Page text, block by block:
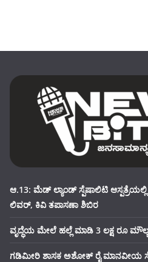
ಆ.13: ಮೆಡ್ ಲ್ಯಾಂಡ್ ಸ್ಪೆಷಾಲಿಟಿ
ಲಿವರ್, ಕಿವಿ ತಪಾಸಣಾ ಶಿಬಿರ
ವೃದ್ಧೆಯ ಮೇಲೆ ಹಲ್ಲೆ ಮಾಡಿ 3 ಲಕ್ಷ ರೂ
ಗಡಿಮೀರಿ ಶಾಸಕ ಅಶೋಕ್ ರೈ ಮಾನವೀಯ